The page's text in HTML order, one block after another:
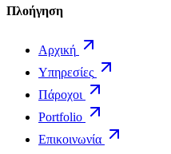
Πλοήγηση
Αρχική
Υπηρεσίες
Πάροχοι
Portfolio
Επικοινωνία